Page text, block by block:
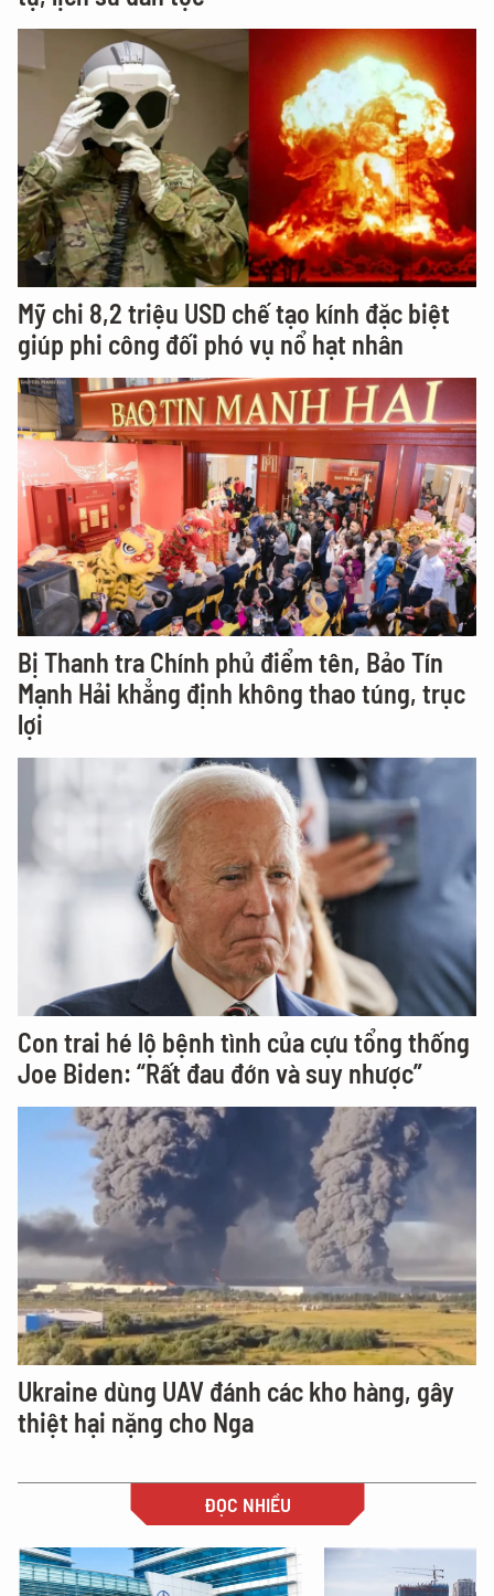
Mỹ chi 8,2 triệu USD chế tạo kính đặc biệt
giúp phi công đối phó vụ nổ hạt nhân
Bị Thanh tra Chính phủ điểm tên, Bảo Tín
Mạnh Hải khẳng định không thao túng, trục
lợi
Con trai hé lộ bệnh tình của cựu tổng thống
Joe Biden: “Rất đau đớn và suy nhược”
Ukraine dùng UAV đánh các kho hàng, gây
thiệt hại nặng cho Nga
ĐỌC NHIỀU